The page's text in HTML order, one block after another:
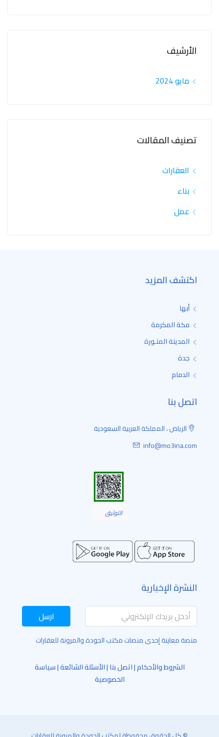
الأرشيف
مايو 2024
تصنيف المقالات
العقارات
بناء
عمل
اكتشف المزيد
أبها
مكة المكرمة
المدينة المنـورة
جدة
الدمام
اتصل بنا
الرياض ، المملكة العربية السعودية
info@mo3ina.com
التوثيق
النشرة الإخبارية
ارسل
منصة معاينة إحدى منصات مكتب الجودة والمرونة للعقارات
الشروط والأحكام|اتصل بنا|الأسئلة الشائعة|سياسة
الخصوصية